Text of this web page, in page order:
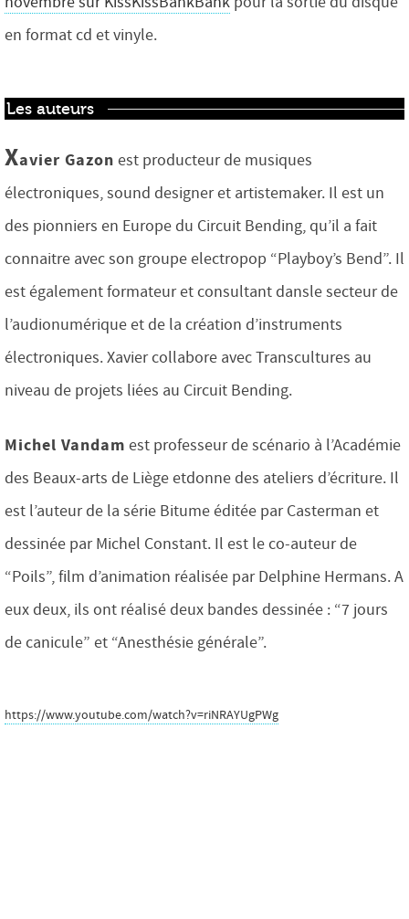
en format cd et vinyle.
Les auteurs
Xavier Gazon est producteur de musiques
électroniques, sound designer et artistemaker. Il est un
des pionniers en Europe du Circuit Bending, qu’il a fait
connaitre avec son groupe electropop “Playboy’s Bend”. Il
est également formateur et consultant dansle secteur de
l’audionumérique et de la création d’instruments
électroniques. Xavier collabore avec Transcultures au
niveau de projets liées au Circuit Bending.
Michel Vandam est professeur de scénario à l’Académie
des Beaux-arts de Liège etdonne des ateliers d’écriture. Il
est l’auteur de la série Bitume éditée par Casterman et
dessinée par Michel Constant. Il est le co-auteur de
“Poils”, film d’animation réalisée par Delphine Hermans. A
eux deux, ils ont réalisé deux bandes dessinée : “7 jours
de canicule” et “Anesthésie générale”.
https://www.youtube.com/watch?v=riNRAYUgPWg